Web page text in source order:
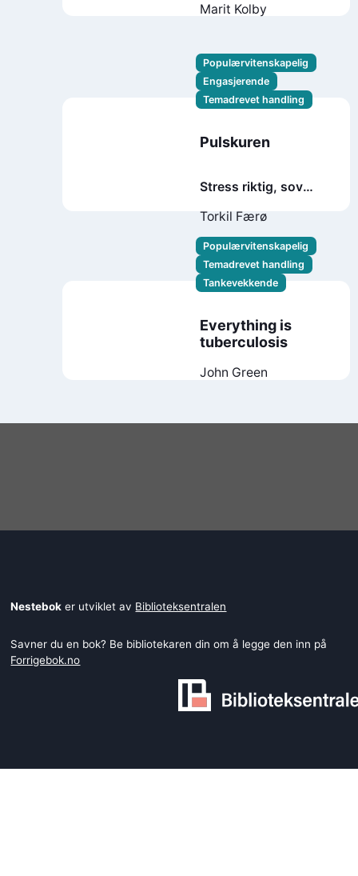
Marit Kolby
Populærvitenskapelig
Engasjerende
Temadrevet handling
Pulskuren
Stress riktig, sov
lenger
Torkil Færø
Populærvitenskapelig
Temadrevet handling
Tankevekkende
Everything is
tuberculosis
John Green
Nestebok er utviklet av Biblioteksentralen
Savner du en bok? Be bibliotekaren din om å legge den inn på
Forrigebok.no